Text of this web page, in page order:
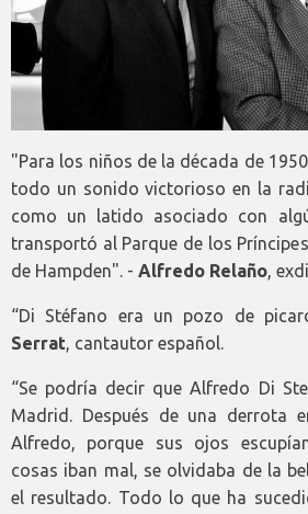
"Para los niños de la década de
todo un sonido victorioso en la
como un latido asociado con
transportó al Parque de los
de Hampden". - Alfredo Relaño,
“Di Stéfano era un pozo de
Serrat, cantautor español.
“Se podría decir que Alfredo Di
Madrid. Después de una derrota
Alfredo, porque sus ojos
cosas iban mal, se olvidaba de la
el resultado. Todo lo que ha